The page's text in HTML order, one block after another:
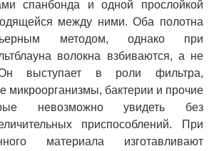
спанбонда и одной прослойкой
между ними. Оба полотна
методом, однако при
волокна взбиваются, а не
Он выступает в роли фильтра,
микроорганизмы, бактерии и прочие
невозможно увидеть без
приспособлений. При
материала изготавливают